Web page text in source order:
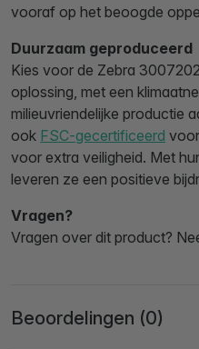
vooraf op het beoogde
Duurzaam geproduceerd
Kies voor de Zebra
oplossing, met een
milieuvriendelijke productie
ook FSC-gecertificeerd
voor extra veiligheid. Met
leveren ze een positieve
Vragen?
Vragen over dit product?
Beoordelingen (0)